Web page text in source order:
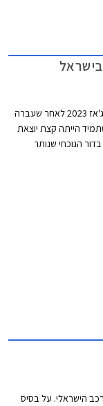
מאיר, יבואנית הונדה, החלה לשווק בישראל את הונדה ג'אז 2023 לאחר שעברה
הייתה קצת יוצאת
הנוכחי שנותר
הונדה ג'אז
הישראלי. על בסיס